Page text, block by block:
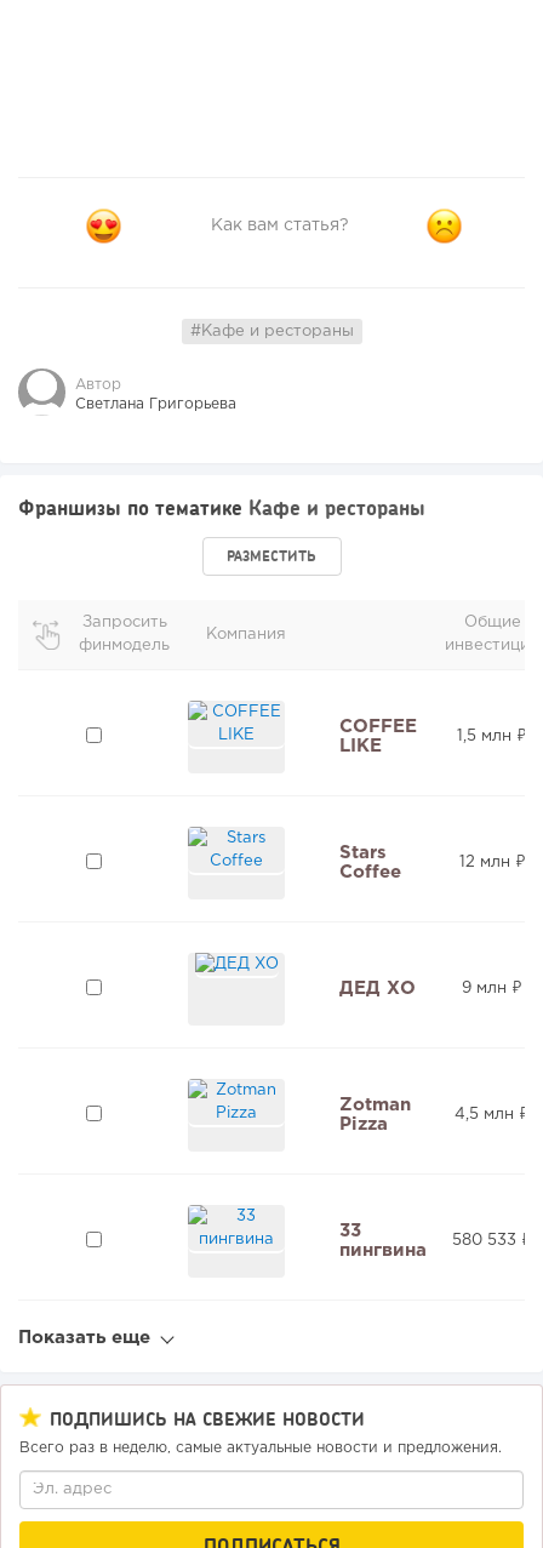
Как вам статья?
#Кафе и рестораны
Автор
Светлана Григорьева
Франшизы по тематике Кафе и рестораны
РАЗМЕСТИТЬ
Запросить
финмодель
Компания
Общие
инвестиции
COFFEE
LIKE
1,5 млн ₽
Stars
Coffee
12 млн ₽
ДЕД ХО 9 млн ₽
Zotman
Pizza
4,5 млн ₽
33
пингвина
580 533 ₽
Показать еще
ПОДПИШИСЬ НА СВЕЖИЕ НОВОСТИ
Всего раз в неделю, самые актуальные новости и предложения.